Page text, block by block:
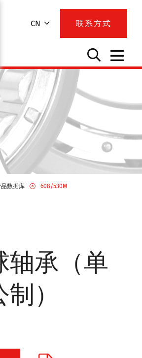
CN 联系方式
品数据库 608/530M
轴承（单
）